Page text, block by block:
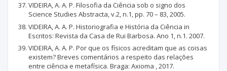
VIDEIRA, A. A. P. Filosofia da Ciência sob o signo dos
Science Studies Abstracta, v.2, n.1, pp. 70 – 83, 2005.
VIDEIRA, A. A. P. Historiografia e História da Ciência in
Escritos: Revista da Casa de Rui Barbosa. Ano 1, n.1. 2007.
VIDEIRA, A. A. P. Por que os físicos acreditam que as coisas
existem? Breves comentários a respeito das relações
entre ciência e metafísica. Braga: Axioma , 2017.